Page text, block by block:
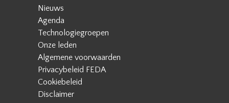
Nieuws
Agenda
Technologiegroepen
Onze leden
Algemene voorwaarden
Privacybeleid FEDA
Cookiebeleid
Disclaimer